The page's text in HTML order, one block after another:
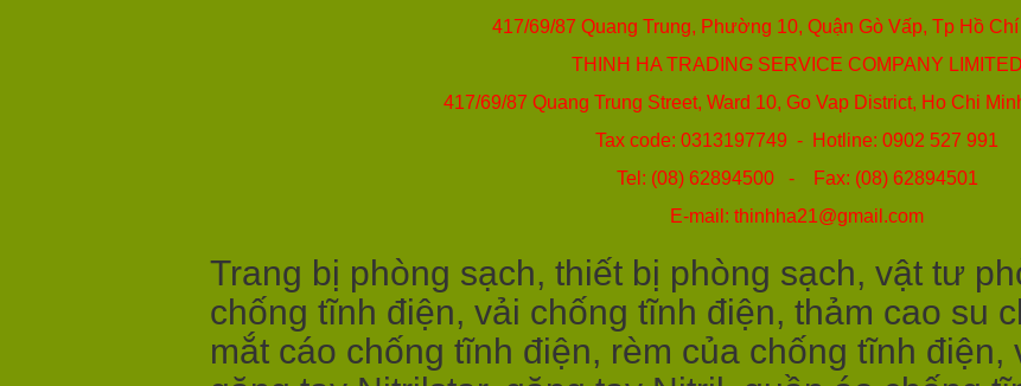
417/69/87 Quang Trung, Phường 10, Quận Gò Vấp, Tp Hồ Chí
THINH HA TRADING SERVICE COMPANY LIMITED
417/69/87 Quang Trung Street, Ward 10, Go Vap District, Ho Chi
Tax code: 0313197749 - Hotline: 0902 527 991
Tel: (08) 62894500 - Fax: (08) 62894501
E-mail: thinhha21@gmail.com
Trang bị phòng sạch, thiết bị phòng sạch, vật tư
chống tĩnh điện, vải chống tĩnh điện, thảm cao su
mắt cáo chống tĩnh điện, rèm của chống tĩnh điện,